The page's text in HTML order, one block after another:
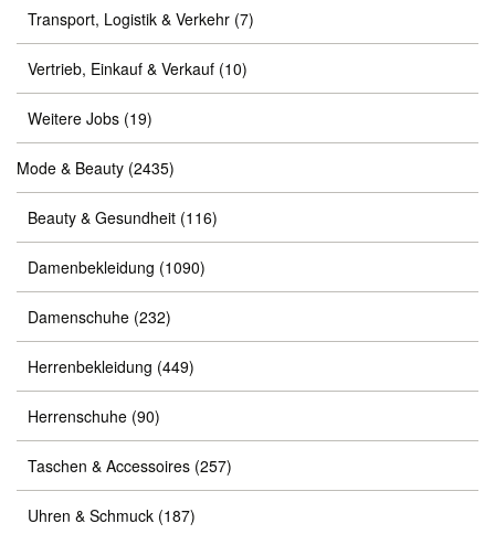
Transport, Logistik & Verkehr (7)
Vertrieb, Einkauf & Verkauf (10)
Weitere Jobs (19)
Mode & Beauty (2435)
Beauty & Gesundheit (116)
Damenbekleidung (1090)
Damenschuhe (232)
Herrenbekleidung (449)
Herrenschuhe (90)
Taschen & Accessoires (257)
Uhren & Schmuck (187)